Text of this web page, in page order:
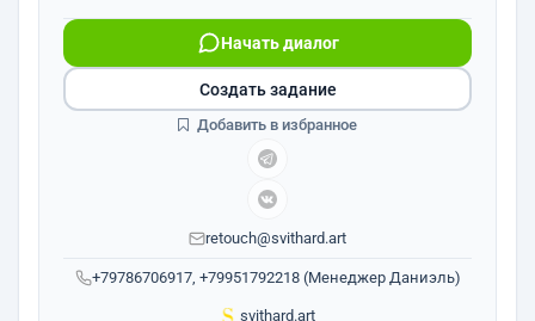
+79786706917, +79951792218 (Менеджер Даниэль)
Начать диалог
retouch@svithard.art
svithard.art
Создать задание
Добавить в избранное